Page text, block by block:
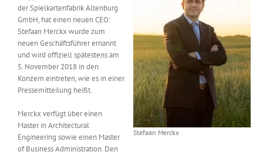
Messen & Events
Unternehmen
Interviews
Wissen
Stefaan Merckx
der Spielkartenfabrik Altenburg
GmbH, hat einen neuen CEO:
Stefaan Merckx wurde zum
neuen Geschäftsführer ernannt
und wird offiziell spätestens am
5. November 2018 in den
Konzern eintreten, wie es in einer
Pressemitteilung heißt.
Merckx verfügt über einen
Master in Architectural
Engineering sowie einen Master
of Business Administration. Den